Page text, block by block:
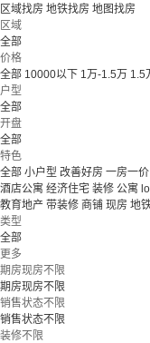
区域找房 地铁找房 地图找房
区域
全部
价格
全部 10000以下 1万-1.5万 1.5
户型
全部
开盘
全部
特色
全部 小户型 改善好房 一房一价
酒店公寓 经济住宅 装修 公寓
教育地产 带装修 商铺 现房 地
类型
全部
更多
期房现房不限
期房现房不限
销售状态不限
销售状态不限
装修不限